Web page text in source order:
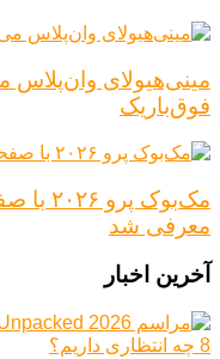
مینی‌هیولای وان‌پلاس
فوق‌باریک
مک‌بوک
معرفی شد
آخرین اخبار